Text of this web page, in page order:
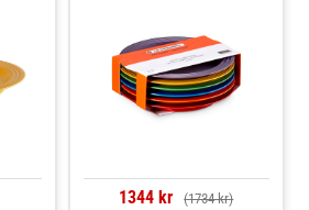
1344 kr (1734 kr)